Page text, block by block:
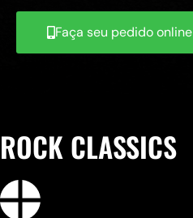
Faça seu pedido online
ROCK CLASSICS